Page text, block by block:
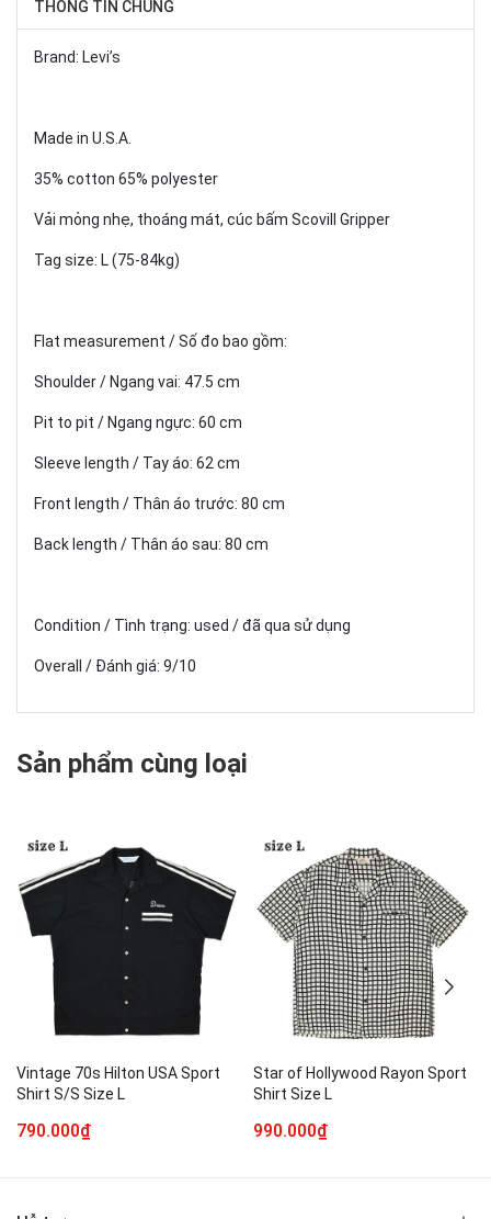
THÔNG TIN CHUNG
Brand: Levi’s
Made in U.S.A.
35% cotton 65% polyester
Vải mỏng nhẹ, thoáng mát, cúc bấm Scovill Gripper
Tag size: L (75-84kg)
Flat measurement / Số đo bao gồm:
Shoulder / Ngang vai: 47.5 cm
Pit to pit / Ngang ngực: 60 cm
Sleeve length / Tay áo: 62 cm
Front length / Thân áo trước: 80 cm
Back length / Thân áo sau: 80 cm
Condition / Tình trạng: used / đã qua sử dụng
Overall / Đánh giá: 9/10
Sản phẩm cùng loại
Vintage 70s Hilton USA Sport
Shirt S/S Size L
790.000₫
Star of Hollywood Rayon Sport
Shirt Size L
990.000₫